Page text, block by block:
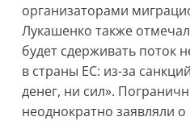
организаторами
Лукашенко также
будет сдерживать поток
в страны ЕС: из-за
денег, ни сил».
неоднократно заявляли